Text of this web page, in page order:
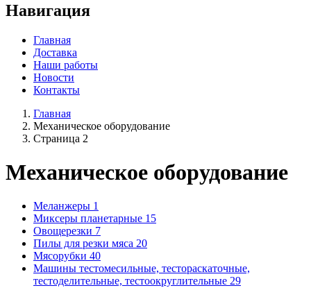
Навигация
Главная
Доставка
Наши работы
Новости
Контакты
Главная
Механическое оборудование
Страница 2
Механическое оборудование
Меланжеры 1
Миксеры планетарные 15
Овощерезки 7
Пилы для резки мяса 20
Мясорубки 40
Машины тестомесильные, тестораскаточные,
тестоделительные, тестоокруглительные 29